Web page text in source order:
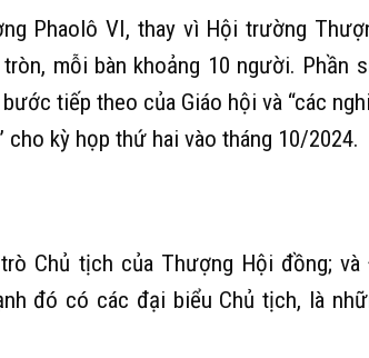
Phaolô VI, thay vì Hội trường
mỗi bàn khoảng 10 người. Phần
tiếp theo của Giáo hội và “các
kỳ họp thứ hai vào tháng 10/2024.
Chủ tịch của Thượng Hội đồng;
đó có các đại biểu Chủ tịch, là